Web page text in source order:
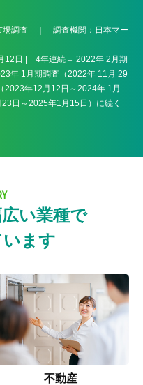
場調査 ｜ 調査機関：日本マー
12日 | 4年連続＝ 2022年 2月期
年 1月期調査（2022年 11月 29
2023年12月12日～2024年 1月
日～2025年1月15日）に続く
い業種で
ます
不動産